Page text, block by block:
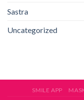
Sastra
Uncategorized
SMILE APP